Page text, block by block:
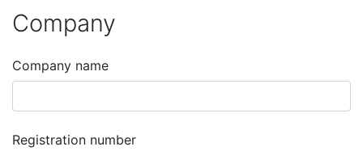
Company
Company name
Registration number